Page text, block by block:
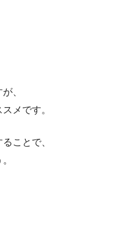
、
メです。
ことで、